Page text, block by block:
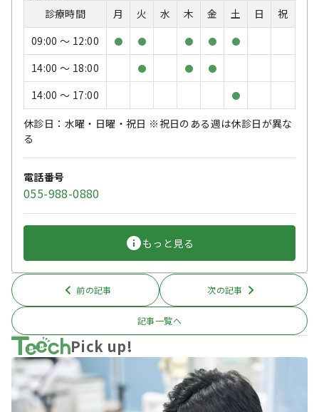
診療時間
月 火 水 木 金 土 日
祝
09:00 〜 12:00
● ● ● ● ●
14:00 〜 18:00 ● ● ●
14:00 〜 17:00 ●
休診日：水曜・日曜・祝日 ※祝日のある週は休診日が異な
る
電話番号
055-988-0880
もっと見る
前の記事
記事一覧へ
次の記事
Pick up!